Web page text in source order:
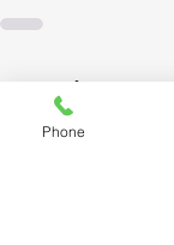
Posts récents
Phone